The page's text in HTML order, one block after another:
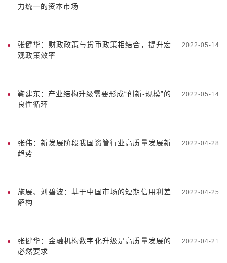
力统一的资本市场
张健华：财政政策与货币政策相结合，提升宏
观政策效率
2022-05-14
鞠建东：产业结构升级需要形成“创新-规模”的
良性循环
2022-05-14
张伟：新发展阶段我国资管行业高质量发展新
趋势
2022-04-28
施展、刘碧波：基于中国市场的短期信用利差
解构
2022-04-25
张健华：金融机构数字化升级是高质量发展的
必然要求
2022-04-21